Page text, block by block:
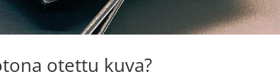
otettu kuva?